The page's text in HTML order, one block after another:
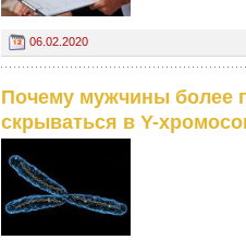
06.02.2020
Почему мужчины более
скрываться в Y-